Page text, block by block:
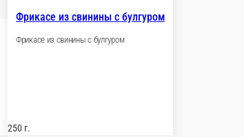
Фрикасе из свинины с булгуром
Фрикасе из свинины с булгуром
250 г.